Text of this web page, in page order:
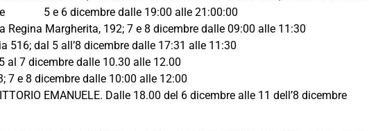
5 e 6 dicembre dalle 19:00 alle 21:00:00
via Regina Margherita, 192; 7 e 8 dicembre dalle 09:00 alle 11:30
516; dal 5 all’8 dicembre dalle 17:31 alle 11:30
1 dal 5 al 7 dicembre dalle 10.30 alle 12.00
7 e 8 dicembre dalle 10:00 alle 12:00
EMANUELE. Dalle 18.00 del 6 dicembre alle 11 dell’8 dicembre